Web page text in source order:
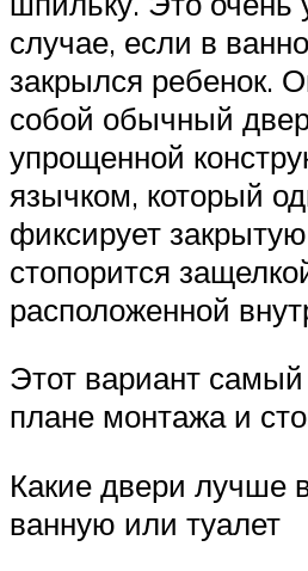
случае, если в
закрылся ребенок.
собой обычный
упрощенной
язычком, который
фиксирует
стопорится
расположенной
Этот вариант самый
плане монтажа и
Какие двери лучше
ванную или туалет